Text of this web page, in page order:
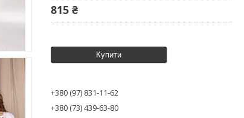
815 ₴
Купити
+380 (97) 831-11-62
+380 (73) 439-63-80